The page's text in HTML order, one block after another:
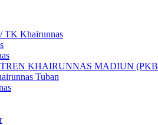
TK Khairunnas
KHAIRUNNAS MADIUN
Tuban